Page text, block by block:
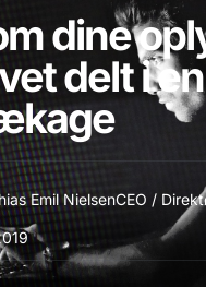
dine
delt i en
Emil NielsenCEO /